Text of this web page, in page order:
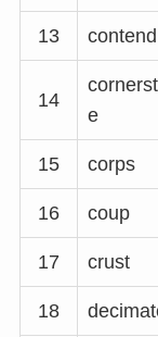
13 contend
14
e
15 corps
16 coup
17 crust
18